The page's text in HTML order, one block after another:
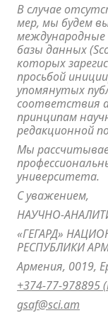
В случае
мер, мы будем
базы данных
которых
просьбой
упомянутых
соответствия
принципам
редакционной
Мы
университета.
С уважением,
НАУЧНО-
«ГЕГАРД»
РЕСПУБЛИКИ
Армения, 0019,
+374-77-978895
gsaf@sci.am